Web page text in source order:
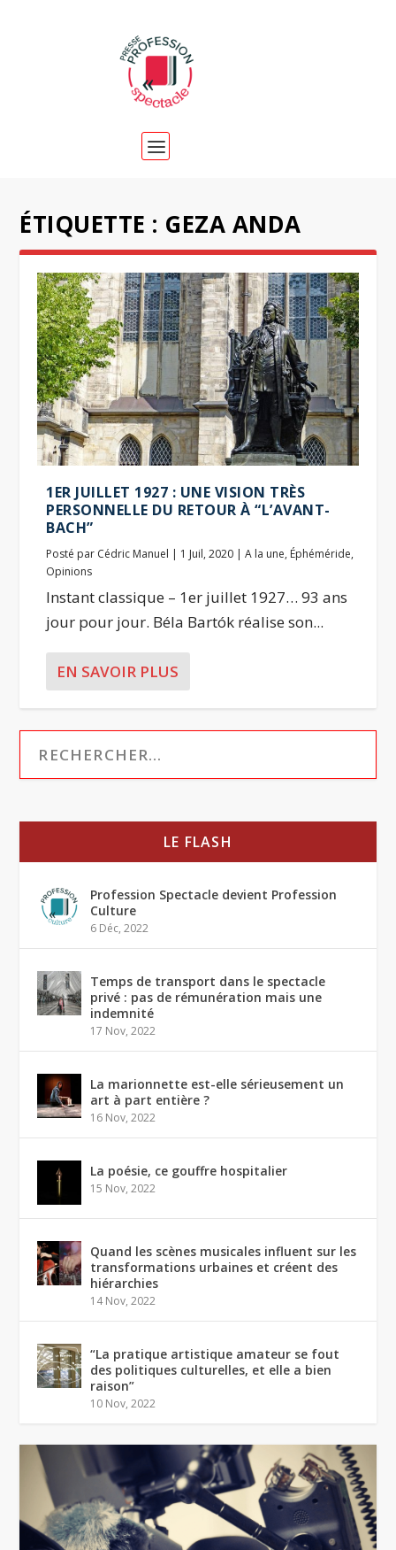
ÉTIQUETTE : GEZA ANDA
1ER JUILLET 1927 : UNE VISION TRÈS
PERSONNELLE DU RETOUR À “L’AVANT-
BACH”
Posté par Cédric Manuel | 1 Juil, 2020 |A la une, Éphéméride,
Opinions
Instant classique – 1er juillet 1927… 93 ans
jour pour jour. Béla Bartók réalise son...
EN SAVOIR PLUS
LE FLASH
Profession Spectacle devient Profession
Culture
6 Déc, 2022
Temps de transport dans le spectacle
privé : pas de rémunération mais une
indemnité
17 Nov, 2022
La marionnette est-elle sérieusement un
art à part entière ?
16 Nov, 2022
La poésie, ce gouffre hospitalier
15 Nov, 2022
Quand les scènes musicales influent sur les
transformations urbaines et créent des
hiérarchies
14 Nov, 2022
“La pratique artistique amateur se fout
des politiques culturelles, et elle a bien
raison”
10 Nov, 2022